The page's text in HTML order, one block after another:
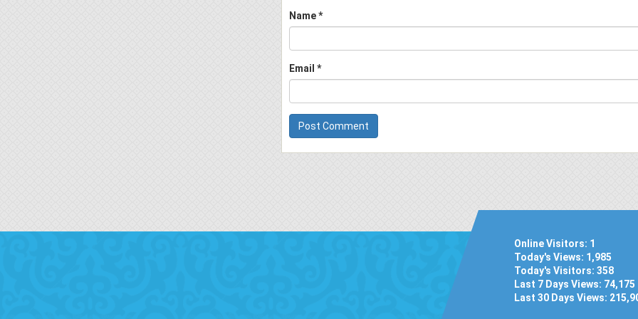
Name*
Email *
Online Visitors: 1
Today's Views: 1,985
Today's Visitors: 358
Last 7 Days Views: 74,175
Last 30 Days Views: